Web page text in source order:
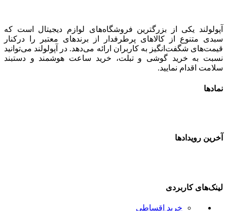
آپولولند یکی از بزرگترین فروشگاه‌های لوازم دیجیتال است که
سبدی متنوع از کالاهای پرطرفدار از برندهای معتبر را درکنار
قیمت‌های شگفت‌انگیز به کاربران ارائه می‌دهد. در آپولولند می‌توانید
نسبت به خرید گوشی و تبلت، خرید ساعت هوشمند و دستبند
سلامت اقدام نمایید.
نمادها
آخرین رویدادها
لینک‌های کاربردی
خرید اقساطی